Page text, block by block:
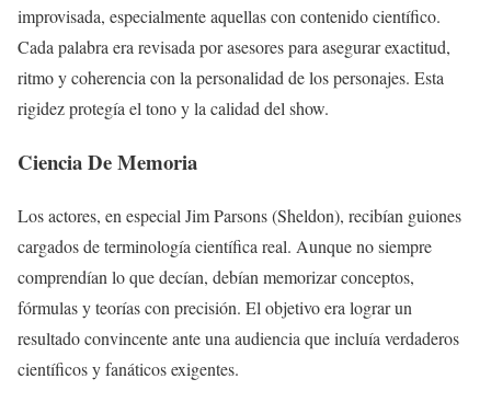
improvisada, especialmente aquellas con contenido científico.
Cada palabra era revisada por asesores para asegurar exactitud,
ritmo y coherencia con la personalidad de los personajes. Esta
rigidez protegía el tono y la calidad del show.
Ciencia De Memoria
Los actores, en especial Jim Parsons (Sheldon), recibían guiones
cargados de terminología científica real. Aunque no siempre
comprendían lo que decían, debían memorizar conceptos,
fórmulas y teorías con precisión. El objetivo era lograr un
resultado convincente ante una audiencia que incluía verdaderos
científicos y fanáticos exigentes.